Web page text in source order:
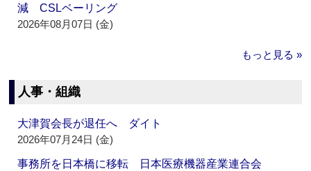
減 CSLベーリング
2026年08月07日 (金)
もっと見る »
人事・組織
大津賀会長が退任へ ダイト
2026年07月24日 (金)
事務所を日本橋に移転 日本医療機器産業連合会